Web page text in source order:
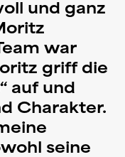
und ganz
war
griff die
auf und
Charakter.
seine